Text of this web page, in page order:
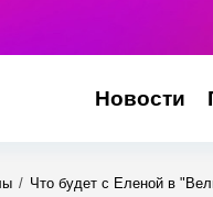
Новости
/ Что будет с Еленой в